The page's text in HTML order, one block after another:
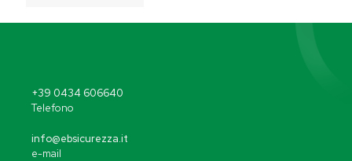
+39 0434 606640
Telefono
info@ebsicurezza.it
e-mail